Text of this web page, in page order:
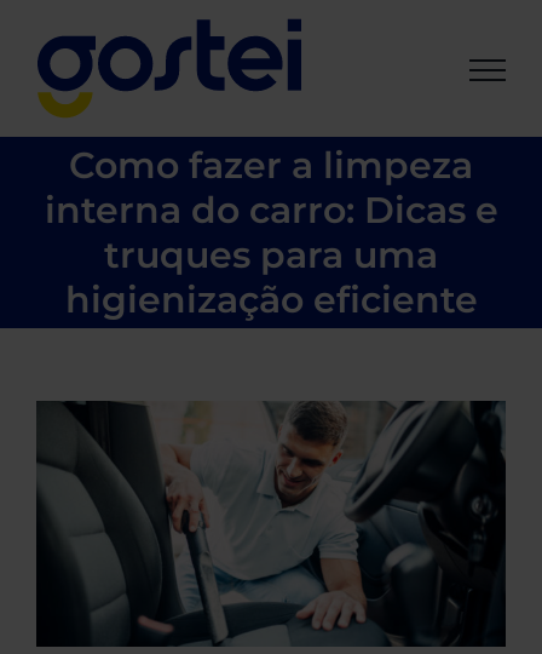
para
conteúdo
Como fazer a limpeza
interna do carro: Dicas e
truques para uma
higienização eficiente
View
Image